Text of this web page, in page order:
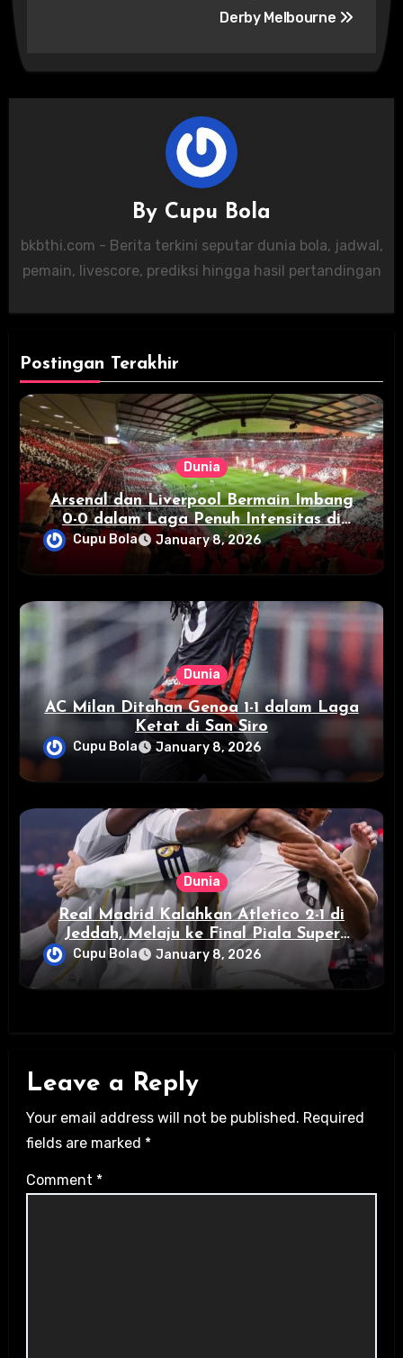
Derby Melbourne
By Cupu Bola
bkbthi.com - Berita terkini seputar dunia bola, jadwal,
pemain, livescore, prediksi hingga hasil pertandingan
Postingan Terakhir
Dunia
Arsenal dan Liverpool Bermain Imbang
0-0 dalam Laga Penuh Intensitas di
Emirates Stadium
Cupu Bola January 8, 2026
Dunia
AC Milan Ditahan Genoa 1-1 dalam Laga
Ketat di San Siro
Cupu Bola January 8, 2026
Dunia
Real Madrid Kalahkan Atletico 2-1 di
Jeddah, Melaju ke Final Piala Super
Spanyol
Cupu Bola January 8, 2026
Leave a Reply
Your email address will not be published. Required
fields are marked *
Comment *